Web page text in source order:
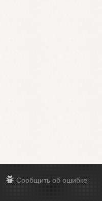
Сообщить об ошибке